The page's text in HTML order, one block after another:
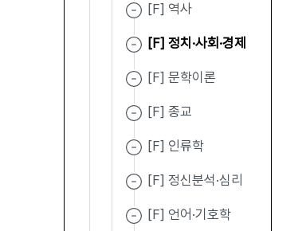
[F] 역사
[F] 정치·사회·경제
[F] 문학이론
[F] 종교
[F] 인류학
[F] 정신분석·심리
[F] 언어·기호학